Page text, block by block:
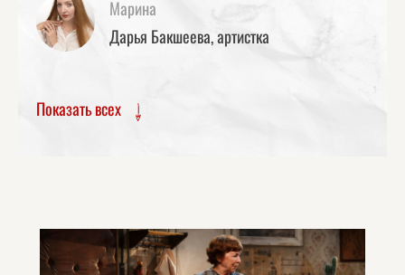
Марина
Дарья Бакшеева, артистка
Показать всех